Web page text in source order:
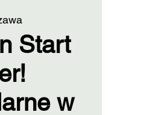
Start
w